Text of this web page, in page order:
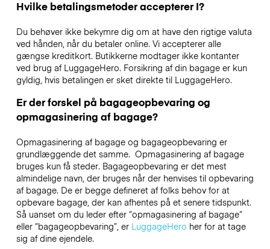
Hvilke betalingsmetoder accepterer I?
Du behøver ikke bekymre dig om at have den rigtige valuta
ved hånden, når du betaler online. Vi accepterer alle
gængse kreditkort. Butikkerne modtager ikke kontanter
ved brug af LuggageHero. Forsikring af din bagage er kun
gyldig, hvis betalingen er sket direkte til LuggageHero.
Er der forskel på bagageopbevaring og
opmagasinering af bagage?
Opmagasinering af bagage og bagageopbevaring er
grundlæggende det samme. Opmagasinering af bagage
bruges kun få steder. Bagageopbevaring er det mest
almindelige navn, der bruges når der henvises til opbevaring
af bagage. De er begge defineret af folks behov for at
opbevare bagage, der kan afhentes på et senere tidspunkt.
Så uanset om du leder efter “opmagasinering af bagage”
eller “bagageopbevaring”, erLuggageHero her for at tage
sig af dine ejendele.